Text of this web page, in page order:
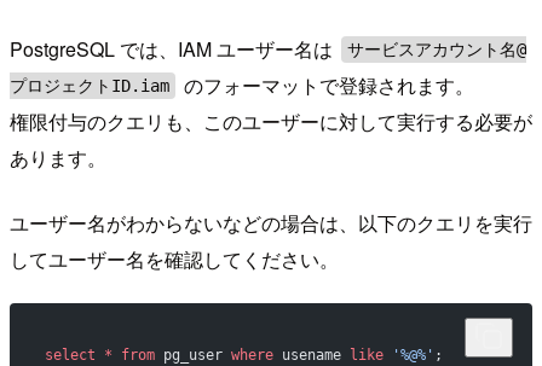
PostgreSQL では、IAM ユーザー名は
サービスアカウント名@
プロジェクトID.iam
のフォーマットで登録されます。
権限付与のクエリも、このユーザーに対して実行する必要が
あります。
ユーザー名がわからないなどの場合は、以下のクエリを実行
してユーザー名を確認してください。
select * from pg_user where usename like '%@%' ;